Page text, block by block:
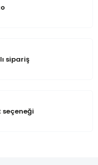
sipariş